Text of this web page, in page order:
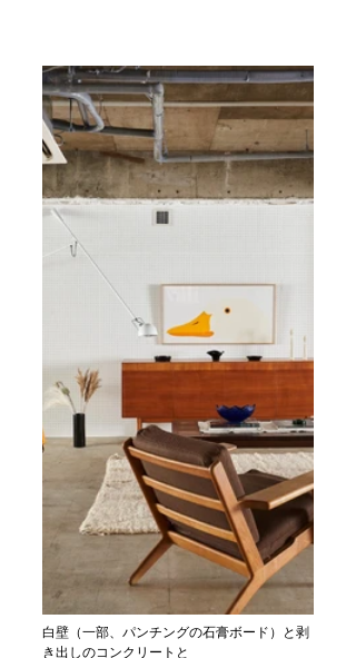
白壁（一部、パンチングの石膏ボード）と剥
き出しのコンクリートと